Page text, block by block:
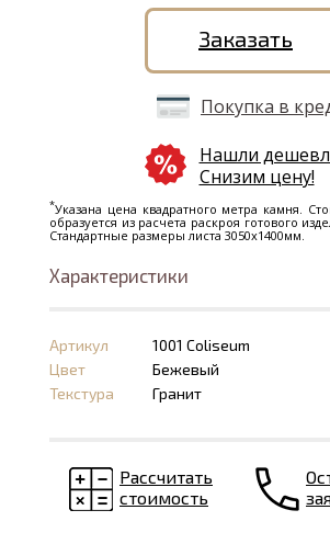
Заказать
Покупка в
Нашли
Снизим цену!
*Указана цена квадратного метра камня.
образуется из расчета раскроя готового
Стандартные размеры листа 3050х1400мм.
Характеристики
Артикул
1001 Coliseum
Цвет
Бежевый
Текстура
Гранит
Рассчитать
стоимость